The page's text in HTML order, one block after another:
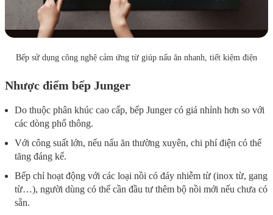
Bếp sử dụng công nghệ cảm ứng từ giúp nấu ăn nhanh, tiết kiệm điện
Nhược điểm bếp Junger
Do thuộc phân khúc cao cấp, bếp Junger có giá nhỉnh hơn so với
các dòng phổ thông.
Với công suất lớn, nếu nấu ăn thường xuyên, chi phí điện có thể
tăng đáng kể.
Bếp chỉ hoạt động với các loại nồi có đáy nhiễm từ (inox từ, gang
từ…), người dùng có thể cần đầu tư thêm bộ nồi mới nếu chưa có
sẵn.